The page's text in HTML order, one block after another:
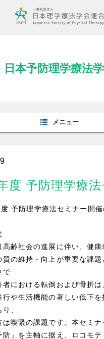
日本予防理学療法
メニュー
度 予防理学療
予防理学療法セミナー開催
高齢社会の進展に伴い、健康
質の維持・向上が重要な課
で
者における転倒および骨折は
行や生活機能の著しい低下を
、
は喫緊の課題です。本セミナ
防」を主軸に据え、ロコモテ